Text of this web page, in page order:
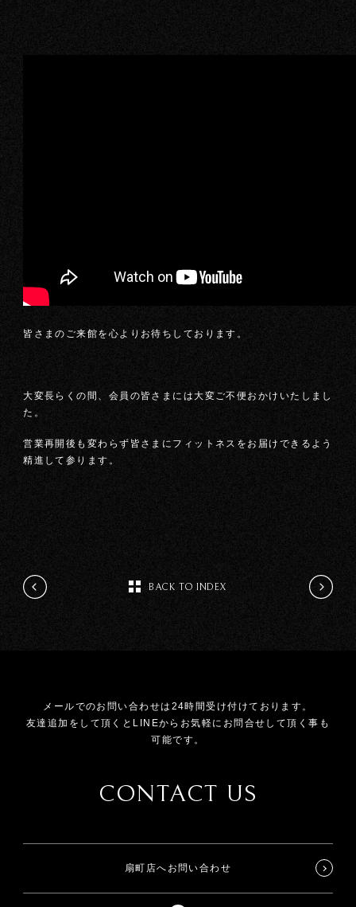
皆さまのご来館を心よりお待ちしております。
大変長らくの間、会員の皆さまには大変ご不便おかけいたしまし
た。
営業再開後も変わらず皆さまにフィットネスをお届けできるよう
精進して参ります。
BACK TO INDEX
メールでのお問い合わせは24時間受け付けております。
友達追加をして頂くとLINEからお気軽にお問合せして頂く事も
可能です。
CONTACT US
扇町店へお問い合わせ